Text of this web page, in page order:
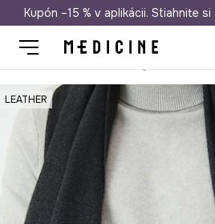
Doprava zadarmo
Kupón –15 % v aplikácii. Stiahnite si
LEATHER